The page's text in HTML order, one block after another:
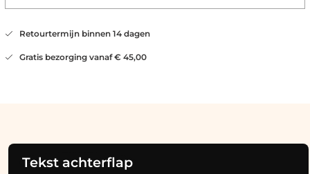
Retourtermijn binnen 14 dagen
Gratis bezorging vanaf € 45,00
Tekst achterflap